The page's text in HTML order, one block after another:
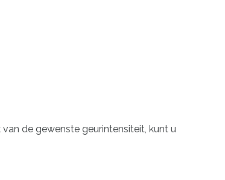
de gewenste geurintensiteit, kunt u